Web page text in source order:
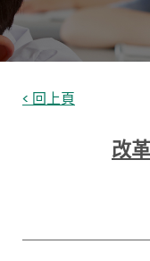
< 回上頁
改